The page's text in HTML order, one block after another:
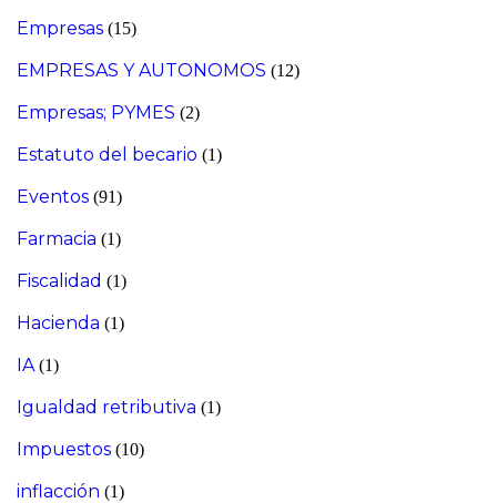
Empresas (15)
EMPRESAS Y AUTONOMOS (12)
Empresas; PYMES (2)
Estatuto del becario (1)
Eventos (91)
Farmacia (1)
Fiscalidad (1)
Hacienda (1)
IA (1)
Igualdad retributiva (1)
Impuestos (10)
inflacción (1)